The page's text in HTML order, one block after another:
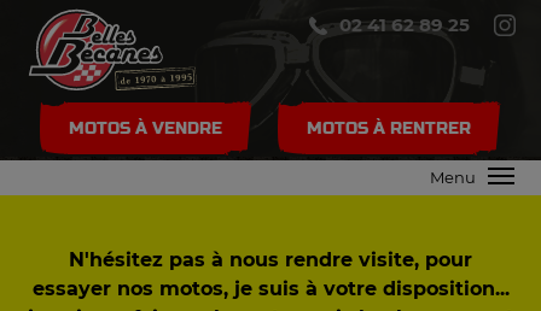
02 41 62 89 25
MOTOS À VENDRE MOTOS À RENTRER
Menu
N'hésitez pas à nous rendre visite, pour
essayer nos motos, je suis à votre disposition...